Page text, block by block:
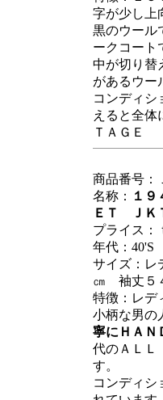
字が少し上
黒のウール
ークコート
中が切り替
があるウー
コンディシ
えると全体
ＴＡＧＥ
商品番号：
名称：
１
ＥＴ ＪＫ
プライス：
年代：40'S
サイズ：
㎝ 袖丈５
特徴：レデ
小柄な男の
寧にＨＡＮ
代のＡＬ
す。
コンディシ